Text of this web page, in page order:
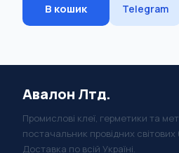
В кошик Telegram
Авалон Лтд.
Промислові клеї, герметики та
постачальник провідних світових
Доставка по всій Україні.